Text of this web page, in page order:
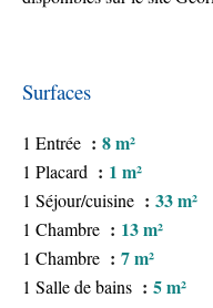
Surfaces
1 Entrée 8 m²
1 Placard 1 m²
1 Séjour/cuisine 33 m²
1 Chambre 13 m²
1 Chambre 7 m²
1 Salle de bains 5 m²